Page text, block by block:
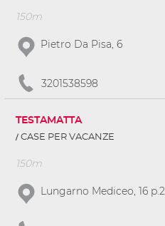
150m
Pietro Da Pisa, 6
3201538598
TESTAMATTA
CASE PER VACANZE
150m
Lungarno Mediceo, 16 p.2